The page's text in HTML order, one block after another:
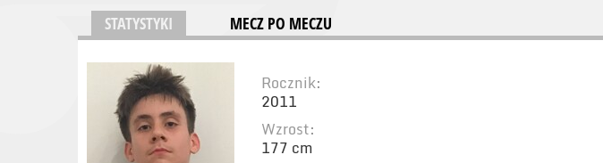
STATYSTYKI MECZ PO MECZU
Rocznik:
2011
Wzrost:
177 cm